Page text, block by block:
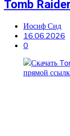
Tomb
Иосиф Сид
16.06.2026
0